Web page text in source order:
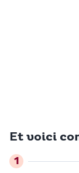
Et voici